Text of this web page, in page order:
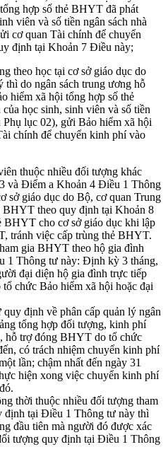
hợp số thẻ BHYT đã phát
viên và số tiền ngân sách nhà
cơ quan Tài chính để chuyển
định tại Khoản 7 Điều này;
theo học tại cơ sở giáo dục do
do ngân sách trung ương hỗ
hiểm xã hội tổng hợp số thẻ
học sinh, sinh viên và số tiền
Phụ lục 02), gửi Bảo hiểm xã hội
chính để chuyển kinh phí vào
thuộc nhiều đối tượng khác
và Điểm a Khoản 4 Điều 1 Thông
sở giáo dục do Bộ, cơ quan Trung
BHYT theo quy định tại Khoản 8
BHYT cho cơ sở giáo dục khi lập
tránh việc cấp trùng thẻ BHYT.
gia BHYT theo hộ gia đình
1 Thông tư này: Định kỳ 3 tháng,
đại diện hộ gia đình trực tiếp
chức Bảo hiểm xã hội hoặc đại
định về phân cấp quản lý ngân
tổng hợp đối tượng, kinh phí
hỗ trợ đóng BHYT do tổ chức
có trách nhiệm chuyển kinh phí
lần; chậm nhất đến ngày 31
hiện xong việc chuyển kinh phí
thời thuộc nhiều đối tượng tham
định tại Điều 1 Thông tư này thì
đầu tiên mà người đó được xác
tượng quy định tại Điều 1 Thông